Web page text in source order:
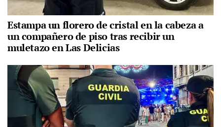
Estampa un florero de cristal en la cabeza a
un compañero de piso tras recibir un
muletazo en Las Delicias